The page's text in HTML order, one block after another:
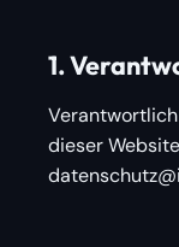
1.
dieser